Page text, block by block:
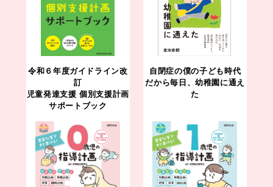
令和６年度ガイドライン改
訂
児童発達支援 個別支援計画
サポートブック
自閉症の僕の子ども時代
だから毎日、幼稚園に通え
た